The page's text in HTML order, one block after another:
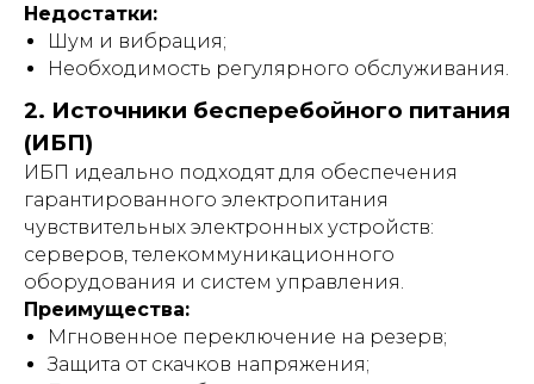
Недостатки:
Шум и вибрация;
Необходимость регулярного обслуживания.
2. Источники бесперебойного питания
(ИБП)
ИБП идеально подходят для обеспечения
гарантированного электропитания
чувствительных электронных устройств:
серверов, телекоммуникационного
оборудования и систем управления.
Преимущества:
Мгновенное переключение на резерв;
Защита от скачков напряжения;